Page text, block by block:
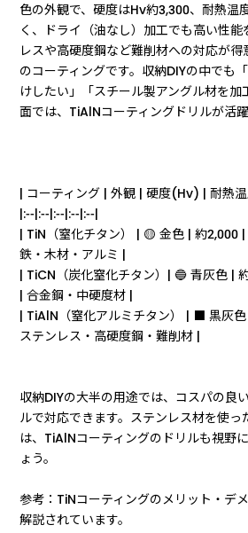
色の外観で、硬度はHv約3,300、耐熱
く、ドライ（油なし）加工でも高い性
レスや高硬度鋼など難削材への対応が
のコーティングです。収納DIYの中でも
けしたい」「スチール製アングル材を加
面では、TiAlNコーティングドリルが活躍
| コーティング | 外観 | 硬度(Hv) | 耐熱
|:--|:--|:--|:--|:--|
| TiN（窒化チタン） | 🟡 金色 | 約
鉄・木材・アルミ |
| TiCN（炭化窒化チタン）| 🔵 青灰色 |
| 合金鋼・中硬度材 |
| TiAlN（窒化アルミチタン） | ⬛ 黒灰
ステンレス・高硬度鋼・難削材 |
収納DIYの大半の用途では、コスパの良
ルで対応できます。ステンレス材を使
は、TiAlNコーティングのドリルも視野
ょう。
参考：TiNコーティングのメリット・デ
解説されています。